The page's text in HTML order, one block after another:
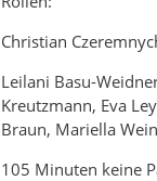
Christian
Leilani Basu-
Kreutzmann, Eva
Braun, Mariella
105 Minuten keine